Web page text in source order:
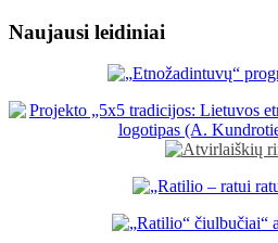
Naujausi leidiniai